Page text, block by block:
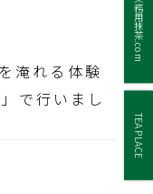
業務用抹茶.com
TEA PLACE
淹れる体験
で行いまし